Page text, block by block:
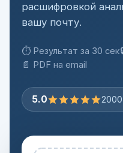
расшифровкой
вашу почту.
⏱ Результат за 30 сек
📄 PDF на email
5.0